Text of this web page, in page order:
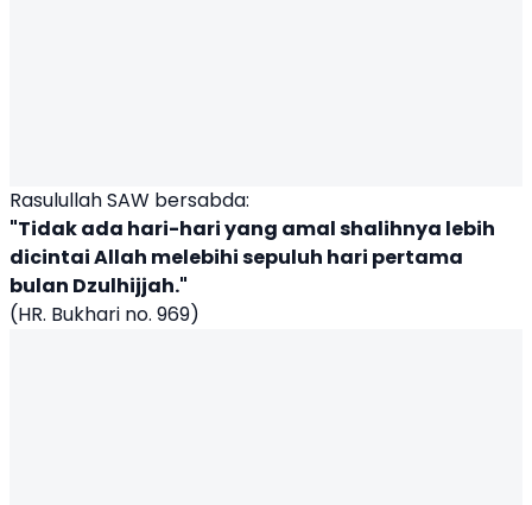
Rasulullah SAW bersabda:
"Tidak ada hari-hari yang amal shalihnya lebih
dicintai Allah melebihi sepuluh hari pertama
bulan Dzulhijjah."
(HR. Bukhari no. 969)